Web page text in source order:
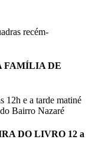
recém-
FAMÍLIA DE
12h e a tarde matiné
Bairro Nazaré
DO LIVRO 12 a